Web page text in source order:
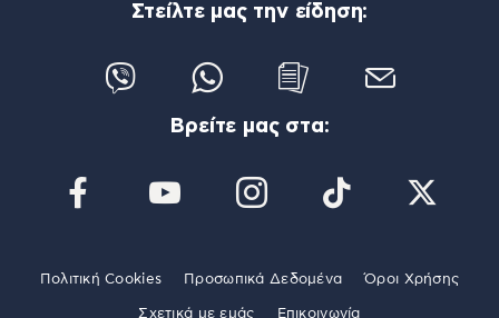
Στείλτε μας την είδηση:
Βρείτε μας στα:
Πολιτική Cookies Προσωπικά Δεδομένα Όροι Χρήσης
Σχετικά με εμάς Επικοινωνία